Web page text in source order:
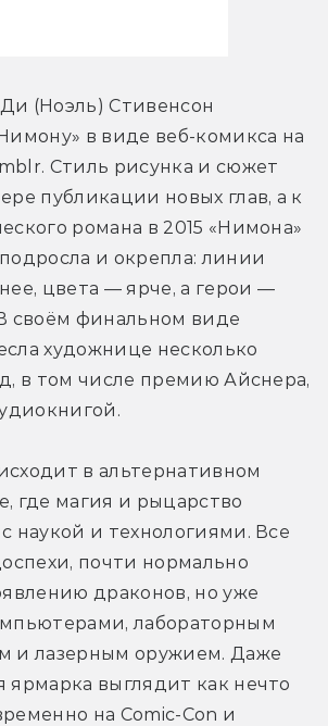
(Ноэль) Стивенсон
в виде веб-комикса на
Стиль рисунка и сюжет
публикации новых глав, а к
романа в 2015 «Нимона»
и окрепла: линии
цвета — ярче, а герои —
своём финальном виде
художнице несколько
в том числе премию Айснера,
в альтернативном
где магия и рыцарство
наукой и технологиями. Все
почти нормально
драконов, но уже
лабораторным
и лазерным оружием. Даже
ярмарка выглядит как нечто
на Comic-Con и